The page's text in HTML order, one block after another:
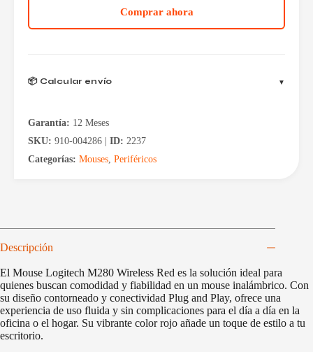
Comprar ahora
📦 Calcular envío
Garantía: 12 Meses
SKU: 910-004286 | ID: 2237
Categorías: Mouses Periféricos
Descripción
El Mouse Logitech M280 Wireless Red es la solución ideal para
quienes buscan comodidad y fiabilidad en un mouse inalámbrico. Con
su diseño contorneado y conectividad Plug and Play, ofrece una
experiencia de uso fluida y sin complicaciones para el día a día en la
oficina o el hogar. Su vibrante color rojo añade un toque de estilo a tu
escritorio.